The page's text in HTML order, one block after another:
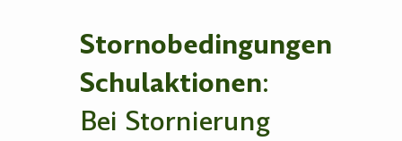
Stornobedingungen
Schulaktionen:
Bei Stornierung